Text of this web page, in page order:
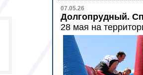
07.05.26
Долгопрудный.
28 мая на